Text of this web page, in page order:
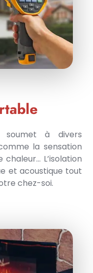
soumet à divers
la sensation
L’isolation
et acoustique tout
chez-soi.